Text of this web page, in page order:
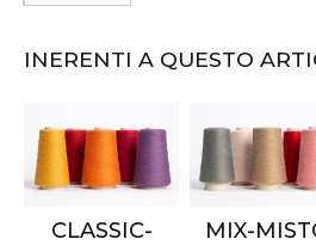
INERENTI A QUESTO
CLASSIC-
MIX-